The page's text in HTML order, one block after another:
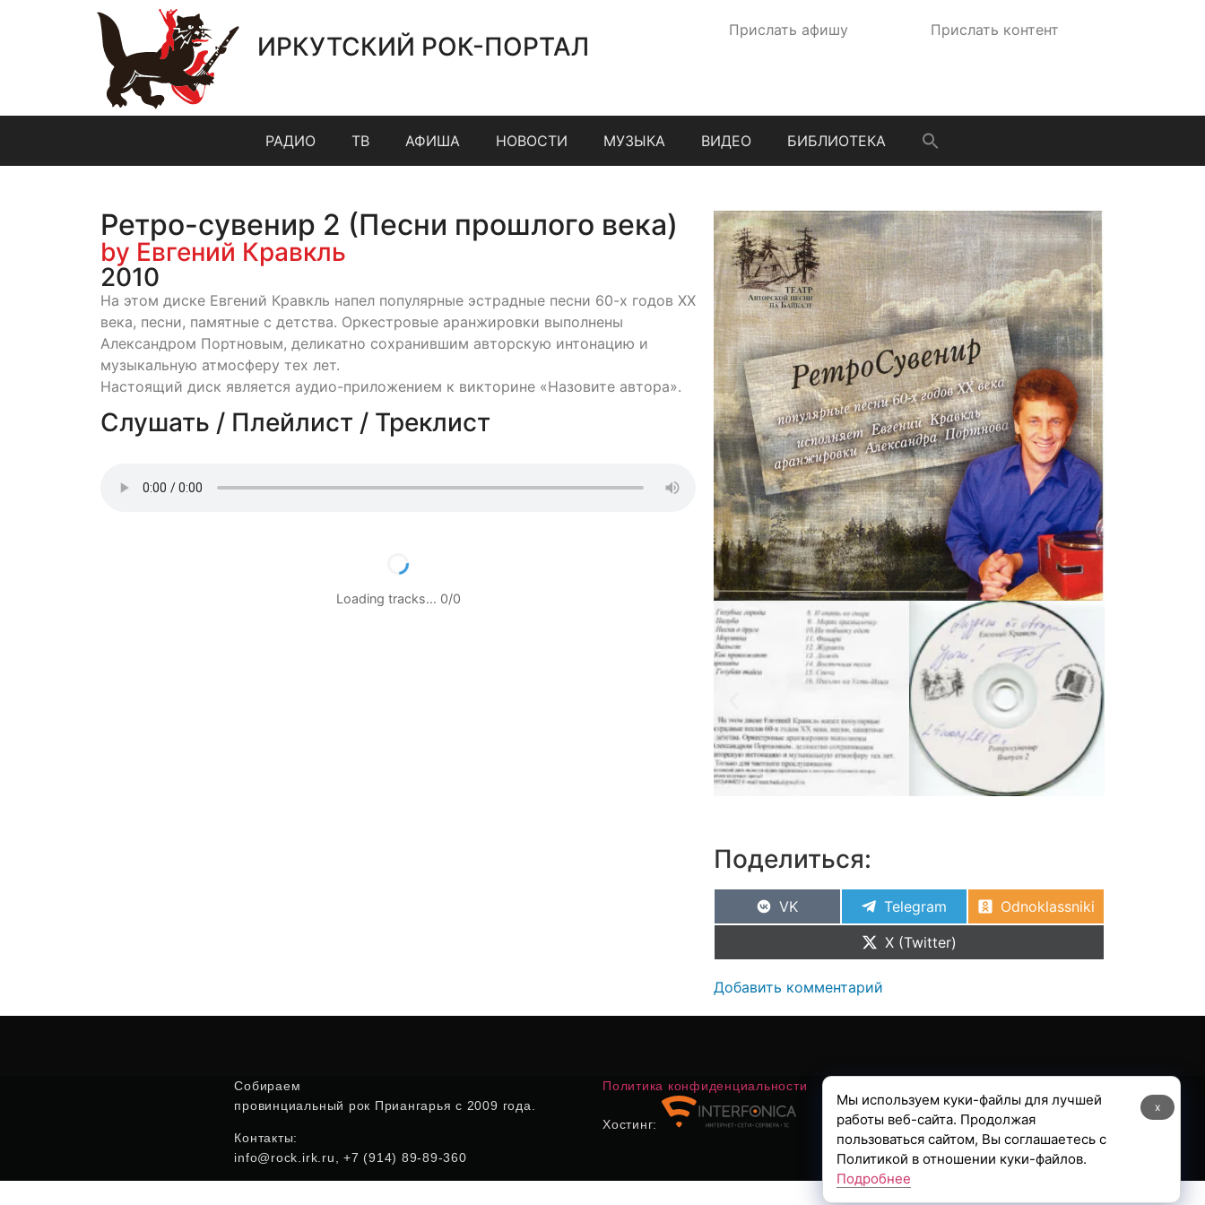
ИРКУТСКИЙ РОК-ПОРТАЛ
Прислать афишу Прислать контент
РАДИО ТВ АФИША НОВОСТИ МУЗЫКА ВИДЕО БИБЛИОТЕКА
Ретро-сувенир 2 (Песни прошлого века)
by Евгений Кравкль
2010
На этом диске Евгений Кравкль напел популярные эстрадные песни 60-х годов XX
века, песни, памятные с детства. Оркестровые аранжировки выполнены
Александром Портновым, деликатно сохранившим авторскую интонацию и
музыкальную атмосферу тех лет.
Настоящий диск является аудио-приложением к викторине «Назовите автора».
Слушать / Плейлист / Треклист
Loading tracks… 0/0
Поделиться:
VK Telegram
Odnoklassniki
X (Twitter)
Добавить комментарий
Собираем
провинциальный рок Приангарья с 2009 года.
Контакты:
info@rock.irk.ru, +7 (914) 89-89-360
Политика конфиденциальности
Хостинг:
x
Мы используем куки-файлы для лучшей
работы веб-сайта. Продолжая
пользоваться сайтом, Вы соглашаетесь с
Политикой в отношении куки-файлов.
Подробнее